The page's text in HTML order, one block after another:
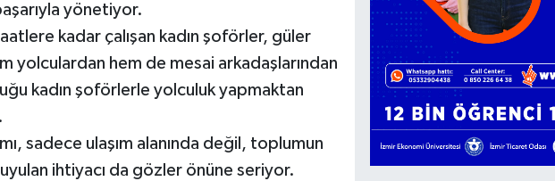
yönetiyor.
kadar çalışan kadın şoförler, güler
yolculardan hem de mesai arkadaşlarından
kadın şoförlerle yolculuk yapmaktan
sadece ulaşım alanında değil, toplumun
ihtiyacı da gözler önüne seriyor.